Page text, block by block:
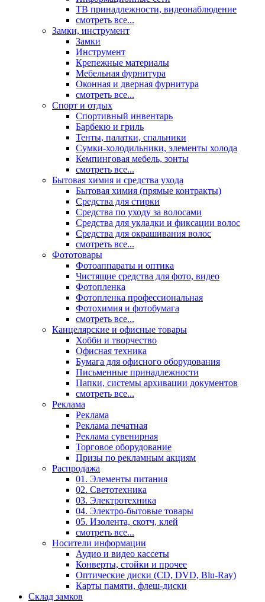
ТВ принадлежности, видеонаблюдение
смотреть все...
Замки, инструмент
Замки
Инструмент
Крепежные материалы
Мебельная фурнитура
Оконная и дверная фурнитура
смотреть все...
Спорт и отдых
Спортивный инвентарь
Барбекю и гриль
Тенты, палатки, спальники
Сумки-холодильники, элементы холода
Кемпинговая мебель, зонты
смотреть все...
Бытовая химия и средства ухода
Бытовая химия (прямые контракты)
Средства для стирки
Средства по уходу за волосами
Средства для укладки и фиксации волос
Средства для окрашивания волос
смотреть все...
Фототовары
Фотоаппараты и оптика
Чистящие средства для фото, видео
Фотопленка
Фотопленка профессиональная
Фотохимия и фотобумага
смотреть все...
Канцелярские и офисные товары
Хобби и творчество
Офисная техника
Бумага для офисного оборудования
Письменные принадлежности
Папки, системы архивации документов
смотреть все...
Реклама
Реклама
Реклама печатная
Реклама сувенирная
Торговое оборудование
Призы по рекламным акциям
Распродажа
01. Элементы питания
02. Светотехника
03. Электротехника
04. Электро-бытовые товары
05. Изолента, скотч, клей
смотреть все...
Носители информации
Аудио и видео кассеты
Конверты, стойки и прочее
Оптические диски (CD, DVD, Blu-Ray)
Карты памяти, флеш-диски
Склад замков